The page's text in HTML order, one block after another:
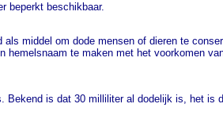
beperkt beschikbaar.
middel om dode mensen of dieren te
te maken met het voorkomen
is dat 30 milliliter al dodelijk is, het